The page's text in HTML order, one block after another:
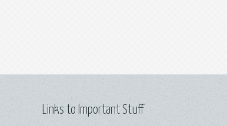
Links to Important Stuff